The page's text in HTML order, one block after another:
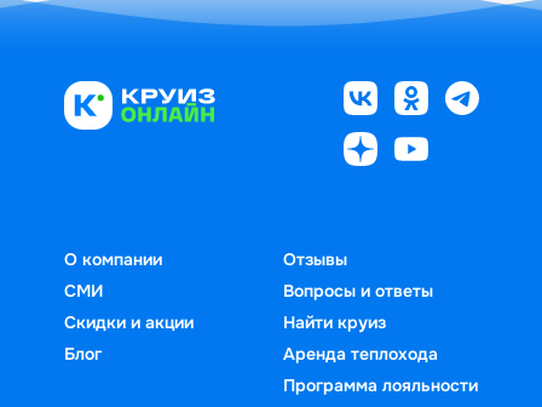
О компании
СМИ
Скидки и акции
Блог
Отзывы
Вопросы и ответы
Найти круиз
Аренда теплохода
Программа лояльности